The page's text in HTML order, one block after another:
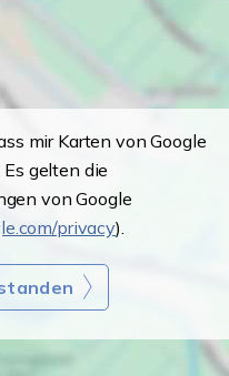
mir Karten von Google
gelten die
von Google
privacy).